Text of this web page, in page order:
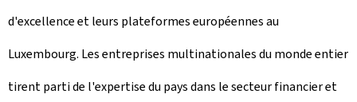
d'excellence et leurs plateformes européennes au
Luxembourg. Les entreprises multinationales du monde entier
tirent parti de l'expertise du pays dans le secteur financier et